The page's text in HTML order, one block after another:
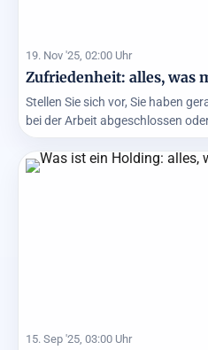
19. Nov '25, 02:00 Uhr
Zufriedenheit: alles, was
Stellen Sie sich vor, Sie haben
bei der Arbeit abgeschlossen
15. Sep '25, 03:00 Uhr